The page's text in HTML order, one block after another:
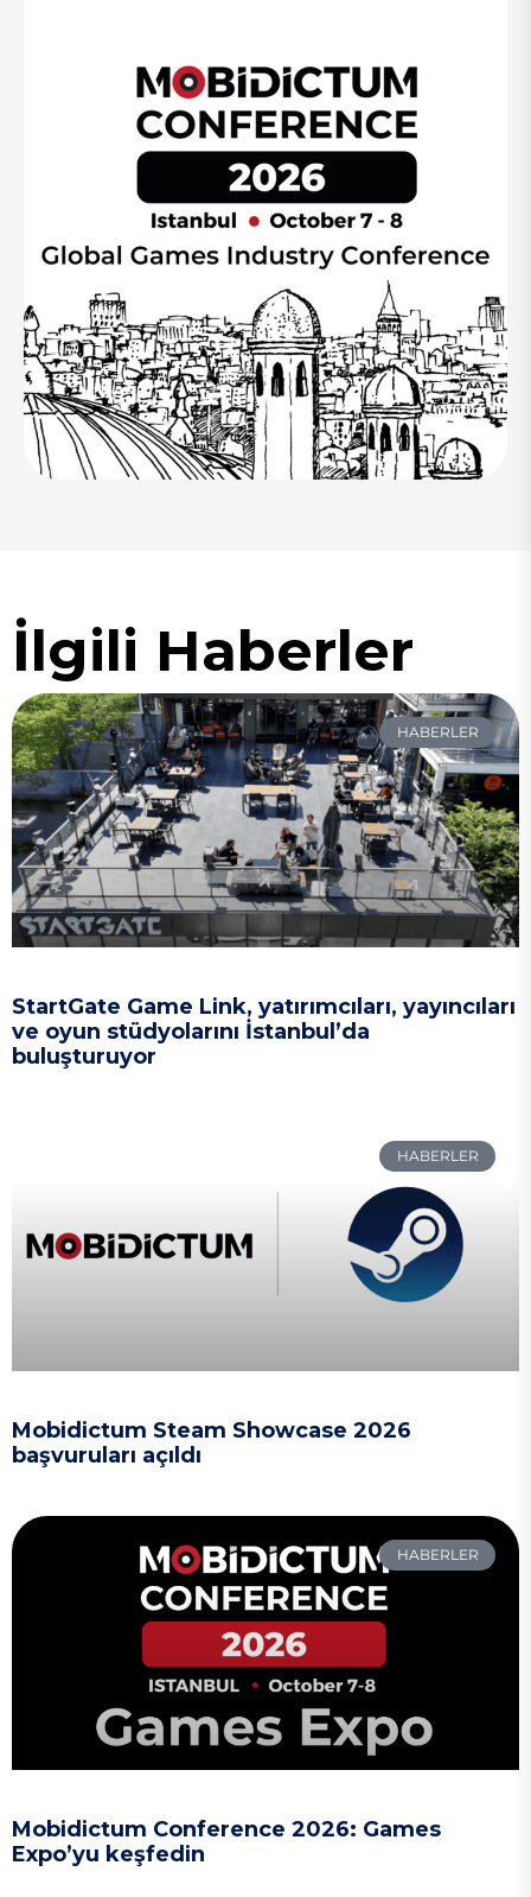
İlgili Haberler
HABERLER
StartGate Game Link, yatırımcıları, yayıncıları
ve oyun stüdyolarını İstanbul’da
buluşturuyor
HABERLER
Mobidictum Steam Showcase 2026
başvuruları açıldı
HABERLER
Mobidictum Conference 2026: Games
Expo’yu keşfedin